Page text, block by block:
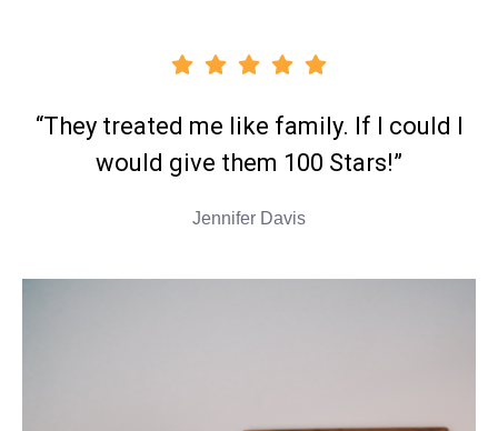
“They treated me like family. If I could I
would give them 100 Stars!”
Jennifer Davis